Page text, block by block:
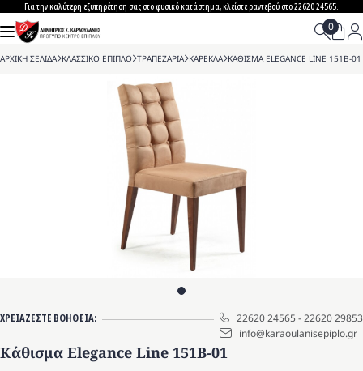
to
content
Για την καλύτερη εξυπηρέτηση σας στο φυσικό κατάστημα, κλείστε ραντεβού στο 22620 24565.
ΑΡΧΙΚΗ ΣΕΛΙΔΑ>ΚΛΑΣΣΙΚΟ ΕΠΙΠΛΟ>ΤΡΑΠΕΖΑΡΙΑ>ΚΑΡΕΚΛΑ>ΚΑΘΙΣΜΑ ELEGANCE LINE 151B-01
ΧΡΕΙΑΖΕΣΤΕ ΒΟΗΘΕΙΑ; 22620 24565-22620 29853
info@karaoulanisepiplo.gr
Κάθισμα Elegance Line 151B-01